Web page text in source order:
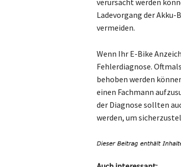
verursacht werden
Ladevorgang der
vermeiden.
Wenn Ihr E-Bike
Fehlerdiagnose.
behoben werden
einen Fachmann
der Diagnose sollten
werden, um